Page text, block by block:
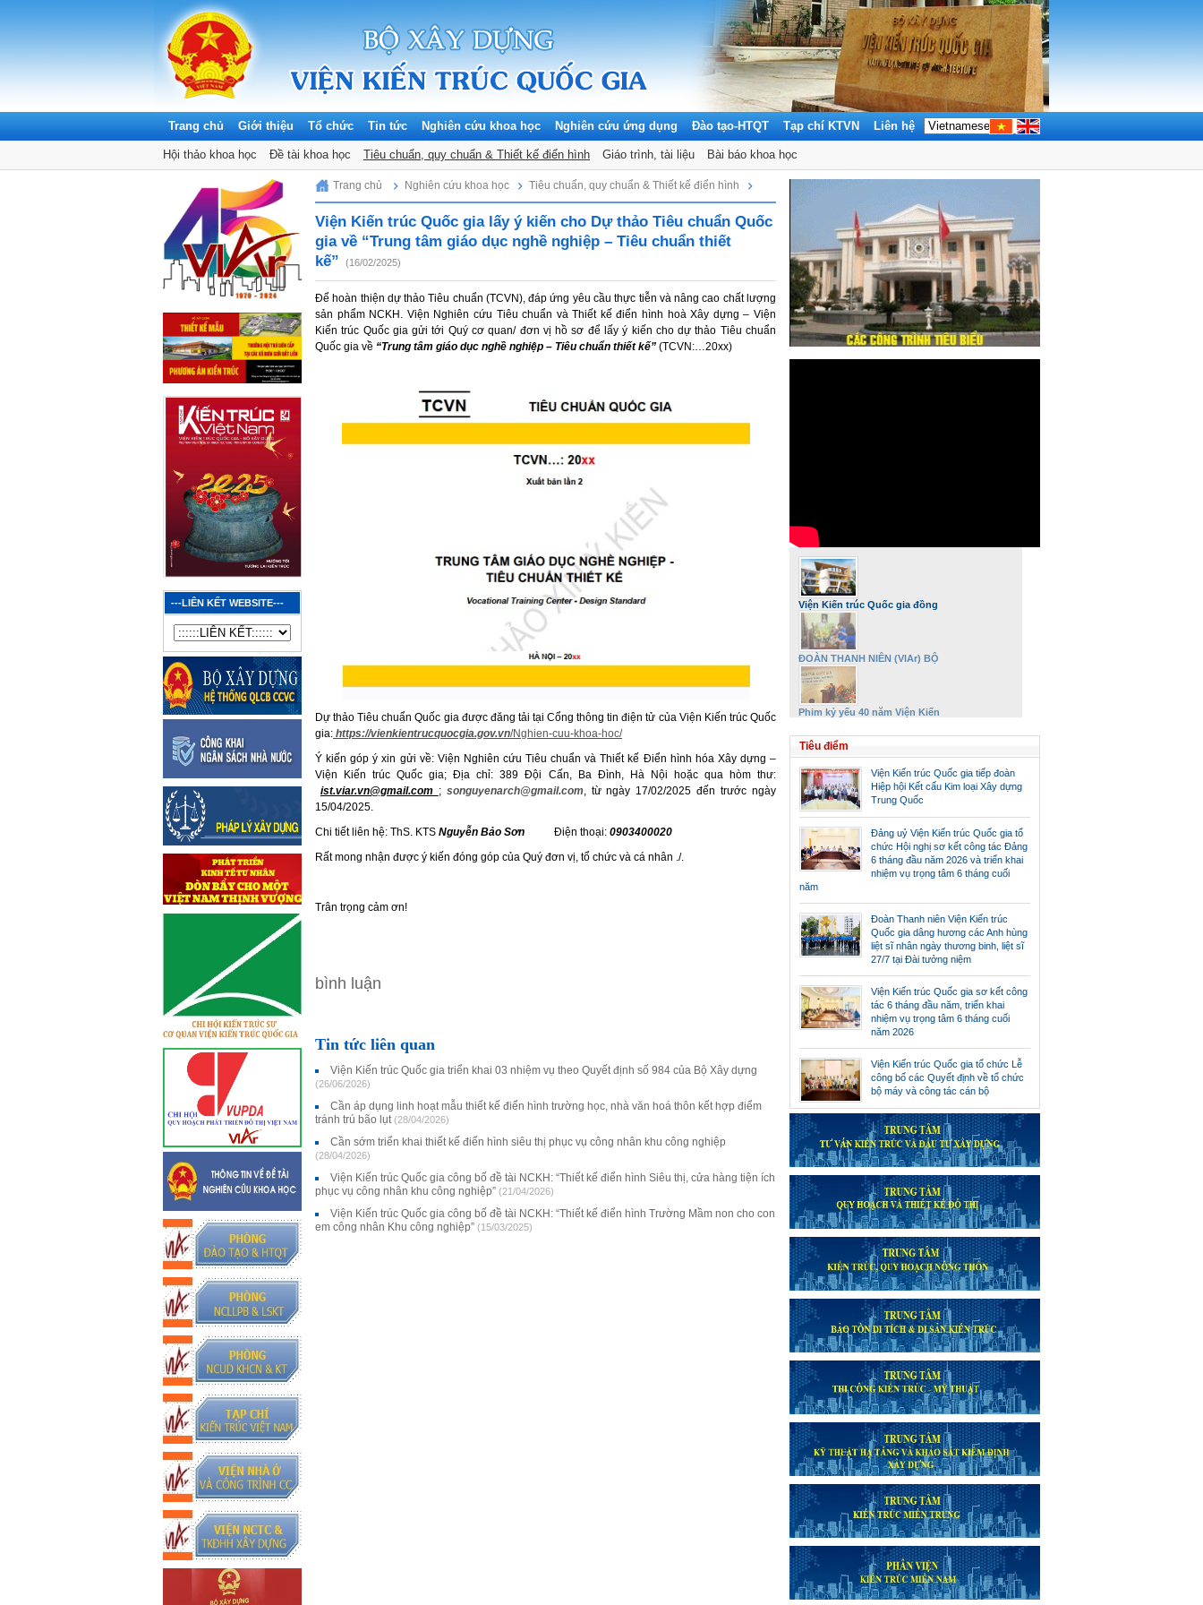
Trang chủ Giới thiệu Tổ chức Tin tức Nghiên cứu khoa học
Hội thảo khoa học Đề tài khoa học Tiêu chuẩn, quy chuẩn & Thiết kế điển hình Giáo trình, tài liệu Bài báo khoa học
Nghiên cứu ứng dụng Đào tạo-HTQT Tạp chí KTVN Liên hệ
Thursday, 06/08/2026
---LIÊN KẾT WEBSITE---
Trang chủ Nghiên cứu khoa học Tiêu chuẩn, quy chuẩn & Thiết kế điển hình
Viện Kiến trúc Quốc gia lấy ý kiến cho Dự thảo Tiêu chuẩn Quốc
gia về “Trung tâm giáo dục nghề nghiệp – Tiêu chuẩn thiết
kế”
(16/02/2025)
Để hoàn thiện dự thảo Tiêu chuẩn (TCVN), đáp ứng yêu cầu thực tiễn và nâng cao chất lượng
sản phẩm NCKH. Viện Nghiên cứu Tiêu chuẩn và Thiết kế điển hình hoà Xây dựng – Viện
Kiến trúc Quốc gia gửi tới Quý cơ quan/ đơn vị hồ sơ để lấy ý kiến cho dự thảo Tiêu chuẩn
Quốc gia về “Trung tâm giáo dục nghề nghiệp – Tiêu chuẩn thiết kế” (TCVN:…20xx)
Dự thảo Tiêu chuẩn Quốc gia được đăng tải tại Cổng thông tin điện tử của Viện Kiến trúc Quốc
gia: https://vienkientrucquocgia.gov.vn/Nghien-cuu-khoa-hoc/
Ý kiến góp ý xin gửi về: Viện Nghiên cứu Tiêu chuẩn và Thiết kế Điển hình hóa Xây dựng –
Viện Kiến trúc Quốc gia; Địa chỉ: 389 Đội Cấn, Ba Đình, Hà Nội hoặc qua hòm thư:
ist.viar.vn@gmail.com ; songuyenarch@gmail.com, từ ngày 17/02/2025 đến trước ngày
15/04/2025.
Chi tiết liên hệ: ThS. KTS Nguyễn Bảo Sơn Điện thoại: 0903400020
Rất mong nhận được ý kiến đóng góp của Quý đơn vị, tổ chức và cá nhân ./.
Trân trọng cảm ơn!
bình luận
Tin tức liên quan
Viện Kiến trúc Quốc gia triển khai 03 nhiệm vụ theo Quyết định số 984 của Bộ Xây dựng
(26/06/2026)
Cần áp dụng linh hoạt mẫu thiết kế điển hình trường học, nhà văn hoá thôn kết hợp điểm
tránh trú bão lụt (28/04/2026)
Cần sớm triển khai thiết kế điển hình siêu thị phục vụ công nhân khu công nghiệp
(28/04/2026)
Viện Kiến trúc Quốc gia công bố đề tài NCKH: “Thiết kế điển hình Siêu thị, cửa hàng tiện ích
phục vụ công nhân khu công nghiệp” (21/04/2026)
Viện Kiến trúc Quốc gia công bố đề tài NCKH: “Thiết kế điển hình Trường Mầm non cho con
em công nhân Khu công nghiệp” (15/03/2025)
Viện Kiến trúc Quốc gia đồng
hành và phát triển
ĐOÀN THANH NIÊN (VIAr) BỘ
XÂY DỰNG DÂNG HƯƠNG VÀ TRI
ÂN ĐẠI TƯỚNG VÕ NGUYÊN
GIÁP NHÂN DỊP 27/7
Phim kỷ yếu 40 năm Viện Kiến
Tiêu điểm
Viện Kiến trúc Quốc gia tiếp đoàn
Hiệp hội Kết cấu Kim loại Xây dựng
Trung Quốc
Đảng uỷ Viện Kiến trúc Quốc gia tổ
chức Hội nghị sơ kết công tác Đảng
6 tháng đầu năm 2026 và triển khai
nhiệm vụ trọng tâm 6 tháng cuối
năm
Đoàn Thanh niên Viện Kiến trúc
Quốc gia dâng hương các Anh hùng
liệt sĩ nhân ngày thương binh, liệt sĩ
27/7 tại Đài tưởng niệm
Viện Kiến trúc Quốc gia sơ kết công
tác 6 tháng đầu năm, triển khai
nhiệm vụ trọng tâm 6 tháng cuối
năm 2026
Viện Kiến trúc Quốc gia tổ chức Lễ
công bố các Quyết định về tổ chức
bộ máy và công tác cán bộ